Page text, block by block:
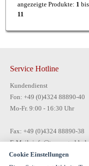
angezeigte Produkte: 1 bis
11
Service Hotline
Kundendienst
Fon: +49 (0)4324 88890-40
Mo-Fr. 9:00 - 16:30 Uhr
Fax: +49 (0)4324 88890-38
E-Mail: info@tecon-gmbh.de
Cookie Einstellungen